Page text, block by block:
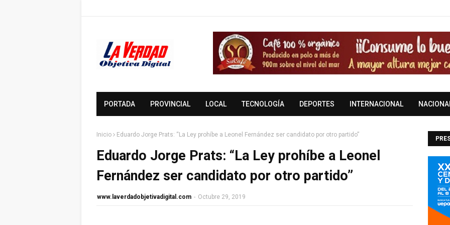
PORTADA PROVINCIAL LOCAL TECNOLOGÍA DEPORTES INTERNACIONAL
Inicio Eduardo Jorge Prats: “La Ley prohíbe a Leonel Fernández ser candidato por otro partido”
Eduardo Jorge Prats: “La Ley prohíbe a Leonel
Fernández ser candidato por otro partido”
www.laverdadobjetivadigital.com - Octubre 29, 2019